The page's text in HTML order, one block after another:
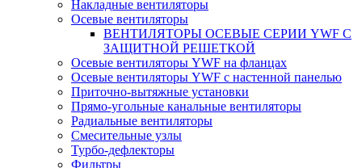
Накладные вентиляторы
Осевые вентиляторы
ВЕНТИЛЯТОРЫ ОСЕВЫЕ СЕРИИ YWF С
ЗАЩИТНОЙ РЕШЕТКОЙ
Осевые вентиляторы YWF на фланцах
Осевые вентиляторы YWF с настенной панелью
Приточно-вытяжные установки
Прямо-угольные канальные вентиляторы
Радиальные вентиляторы
Смесительные узлы
Турбо-дефлекторы
Фильтры